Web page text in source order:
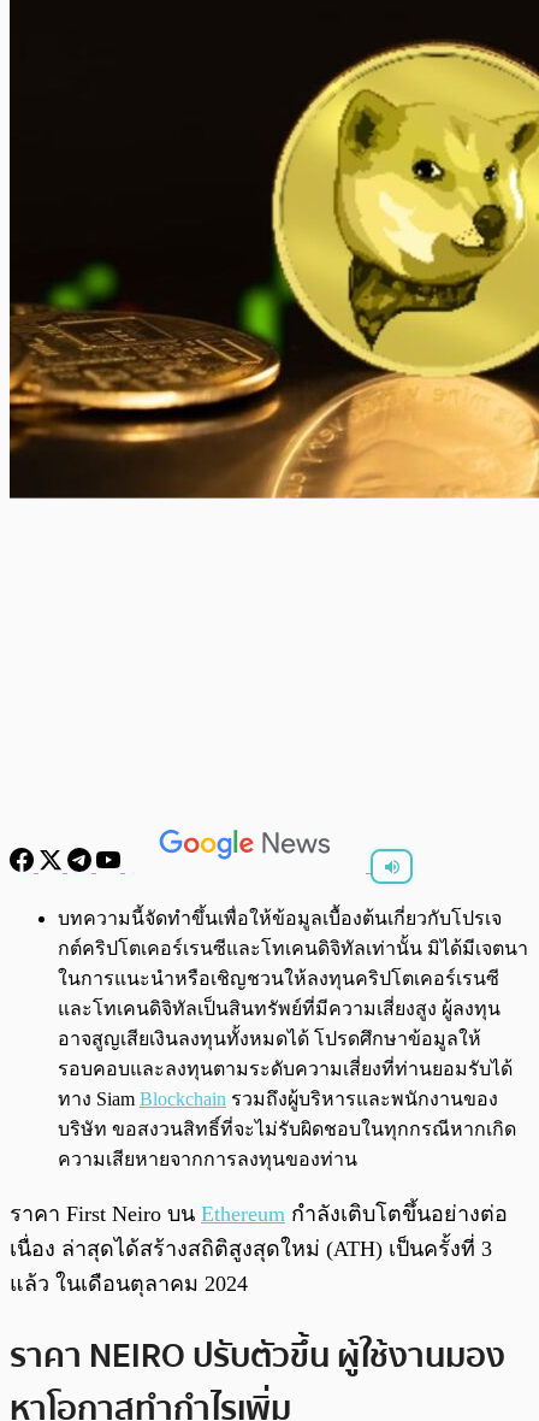
พร้อมเล่น 0:00/0:00
บทความนี้จัดทำขึ้นเพื่อให้ข้อมูลเบื้องต้นเกี่ยวกับโปรเจ
กต์คริปโตเคอร์เรนซีและโทเคนดิจิทัลเท่านั้น มิได้มีเจตนา
ในการแนะนำหรือเชิญชวนให้ลงทุนคริปโตเคอร์เรนซี
และโทเคนดิจิทัลเป็นสินทรัพย์ที่มีความเสี่ยงสูง ผู้ลงทุน
อาจสูญเสียเงินลงทุนทั้งหมดได้ โปรดศึกษาข้อมูลให้
รอบคอบและลงทุนตามระดับความเสี่ยงที่ท่านยอมรับได้
ทาง Siam Blockchain รวมถึงผู้บริหารและพนักงานของ
บริษัท ขอสงวนสิทธิ์ที่จะไม่รับผิดชอบในทุกกรณีหากเกิด
ความเสียหายจากการลงทุนของท่าน
ราคา First Neiro บน Ethereum กำลังเติบโตขึ้นอย่างต่อ
เนื่อง ล่าสุดได้สร้างสถิติสูงสุดใหม่ (ATH) เป็นครั้งที่ 3
แล้ว ในเดือนตุลาคม 2024
ราคา NEIRO ปรับตัวขึ้น ผู้ใช้งานมอง
หาโอกาสทำกำไรเพิ่ม